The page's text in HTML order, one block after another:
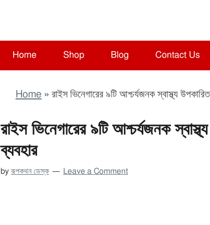
Home
Shop Blog Contact Us
Home » রাইস ভিনেগারের ৯টি আশ্চর্যজনক স্বাস্থ্য
রাইস ভিনেগারের ৯টি আশ্চর্যজনক
ব্যবহার
byরূপকথন ডেস্ক Leave a Comment